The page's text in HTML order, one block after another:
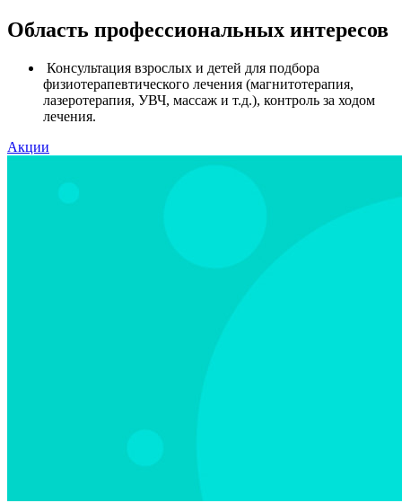
Область профессиональных интересов
Консультация взрослых и детей для подбора
физиотерапевтического лечения (магнитотерапия,
лазеротерапия, УВЧ, массаж и т.д.), контроль за ходом
лечения.
Акции